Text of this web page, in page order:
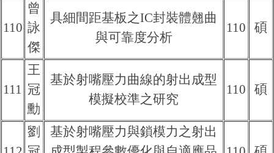
110
曾
詠
傑
具細間距基板之IC封裝體翹曲
與可靠度分析
110 碩
111
王
冠
勳
基於射嘴壓力曲線的射出成型
模擬校準之研究
110 碩
劉
基於射嘴壓力與鎖模力之射出